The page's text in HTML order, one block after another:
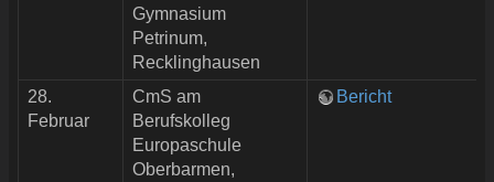
Gymnasium
Petrinum,
Recklinghausen
28.
Februar
CmS am
Berufskolleg
Europaschule
Oberbarmen,
Bericht